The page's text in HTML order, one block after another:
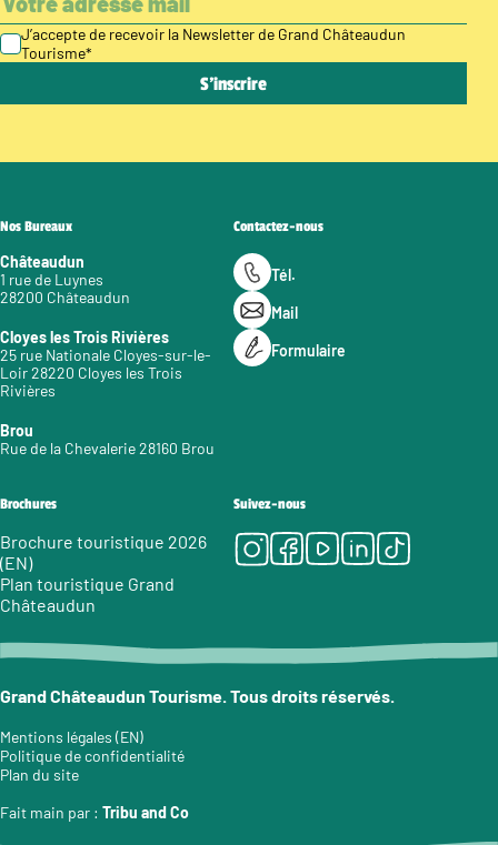
J’accepte de recevoir la Newsletter de Grand Châteaudun
Tourisme*
Nos Bureaux
Châteaudun
1 rue de Luynes
28200 Châteaudun
Cloyes les Trois Rivières
25 rue Nationale Cloyes-sur-le-
Loir 28220 Cloyes les Trois
Rivières
Brou
Rue de la Chevalerie 28160 Brou
Contactez-nous
Tél.
Mail
Formulaire
Brochures
Brochure touristique 2026
(EN)
Plan touristique Grand
Châteaudun
Suivez-nous
Instagram
Facebook
Youtube
LinkedIn
Tiktok
Grand Châteaudun Tourisme. Tous droits réservés.
Mentions légales (EN)
Politique de confidentialité
Plan du site
Fait main par : Tribu and Co